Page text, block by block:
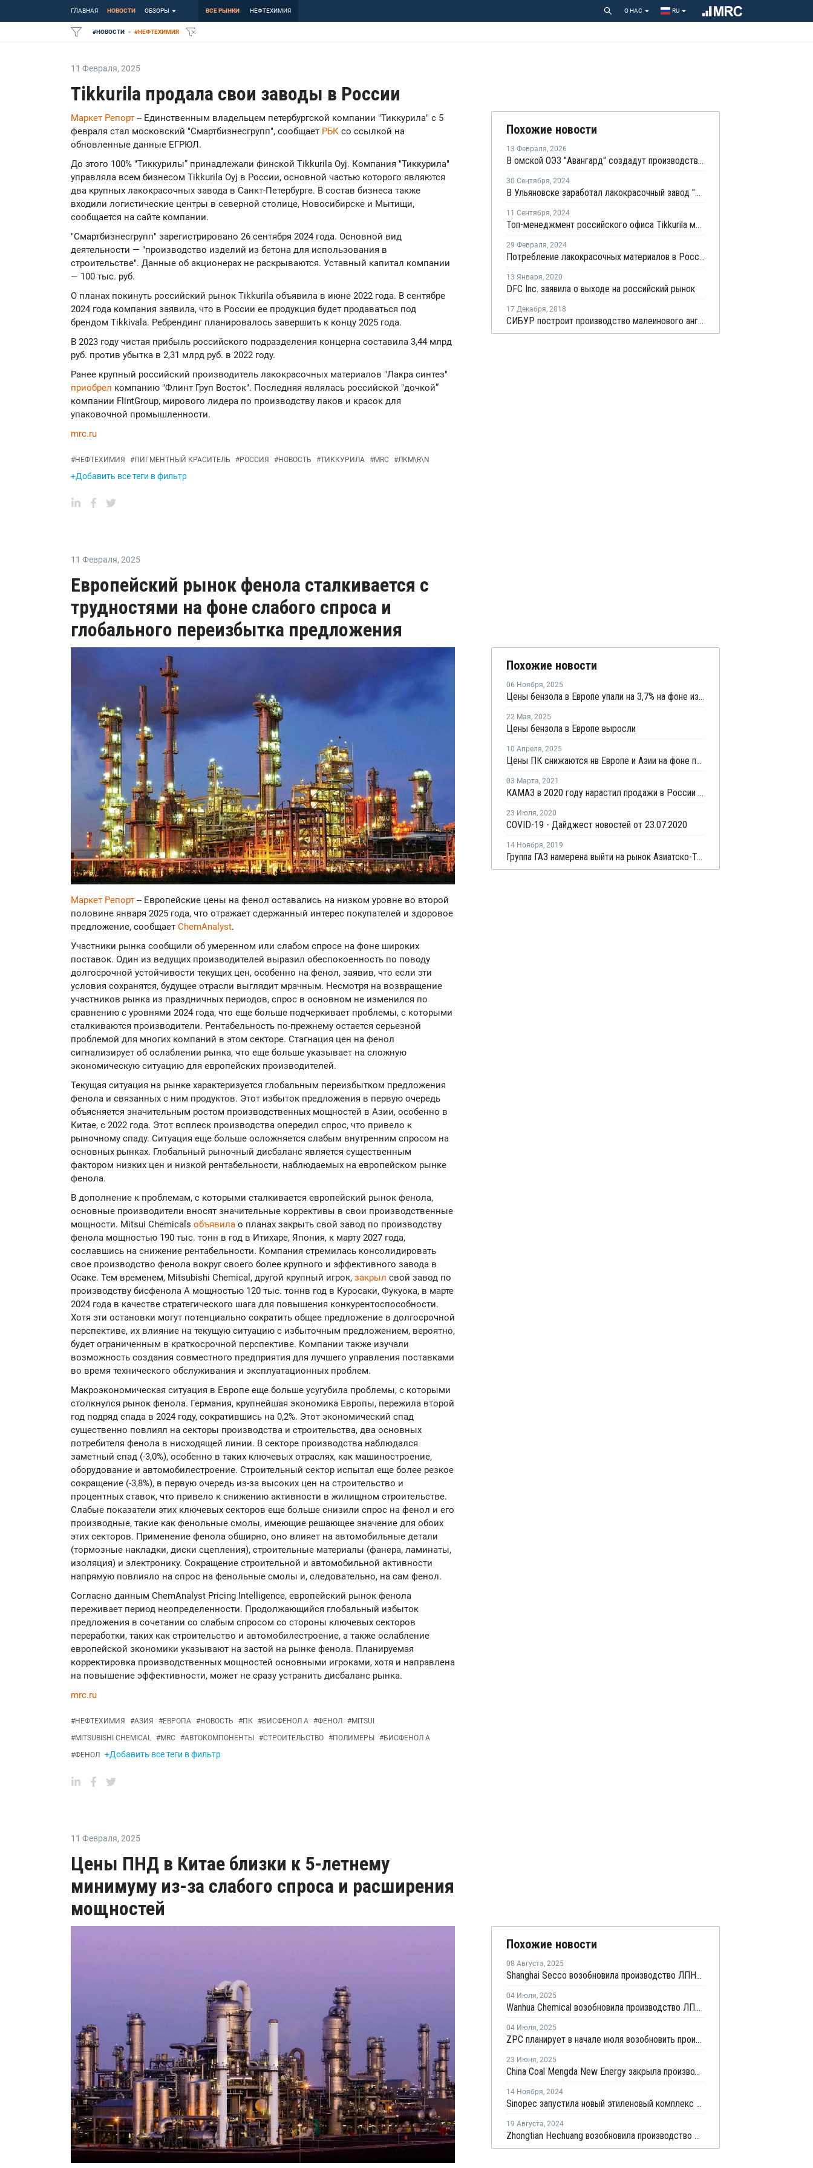
ГЛАВНАЯ НОВОСТИ ОБЗОРЫ ВСЕ РЫНКИ НЕФТЕХИМИЯ О НАС RU
#НОВОСТИ #НЕФТЕХИМИЯ
11 Февраля, 2025
Tikkurila продала свои заводы в России
Маркет Репорт -- Единственным владельцем петербургской компании "Тиккурила" с 5
февраля стал московский "Смартбизнесгрупп", сообщает РБК со ссылкой на
обновленные данные ЕГРЮЛ.
До этого 100% "Тиккурилы” принадлежали финской Tikkurila Oyj. Компания "Тиккурила"
управляла всем бизнесом Tikkurila Oyj в России, основной частью которого являются
два крупных лакокрасочных завода в Санкт-Петербурге. В состав бизнеса также
входили логистические центры в северной столице, Новосибирске и Мытищи,
сообщается на сайте компании.
"Смартбизнесгрупп" зарегистрировано 26 сентября 2024 года. Основной вид
деятельности — "производство изделий из бетона для использования в
строительстве". Данные об акционерах не раскрываются. Уставный капитал компании
— 100 тыс. руб.
О планах покинуть российский рынок Tikkurila объявила в июне 2022 года. В сентябре
2024 года компания заявила, что в России ее продукция будет продаваться под
брендом Tikkivala. Ребрендинг планировалось завершить к концу 2025 года.
В 2023 году чистая прибыль российского подразделения концерна составила 3,44 млрд
руб. против убытка в 2,31 млрд руб. в 2022 году.
Ранее крупный российский производитель лакокрасочных материалов "Лакра синтез"
приобрел компанию "Флинт Груп Восток". Последняя являлась российской "дочкой”
компании FlintGroup, мирового лидера по производству лаков и красок для
упаковочной промышленности.
mrc.ru
#НЕФТЕХИМИЯ #ПИГМЕНТНЫЙ КРАСИТЕЛЬ #РОССИЯ #НОВОСТЬ #ТИККУРИЛА #MRC #ЛКМ\R\N
+Добавить все теги в фильтр
Похожие новости
13 Февраля, 2026
В омской ОЭЗ "Авангард" создадут производство красок стоимостью 500 млн рублей
30 Сентября, 2024
В Ульяновске заработал лакокрасочный завод "Литум"
11 Сентября, 2024
Топ-менеджмент российского офиса Tikkurila может выкупить бизнес компании
29 Февраля, 2024
Потребление лакокрасочных материалов в России в 2023 году выросло на 7,1%
13 Января, 2020
DFC Inc. заявила о выходе на российский рынок
17 Декабря, 2018
СИБУР построит производство малеинового ангидрида
11 Февраля, 2025
Европейский рынок фенола сталкивается с
трудностями на фоне слабого спроса и
глобального переизбытка предложения
Маркет Репорт -- Европейские цены на фенол оставались на низком уровне во второй
половине января 2025 года, что отражает сдержанный интерес покупателей и здоровое
предложение, сообщает ChemAnalyst.
Участники рынка сообщили об умеренном или слабом спросе на фоне широких
поставок. Один из ведущих производителей выразил обеспокоенность по поводу
долгосрочной устойчивости текущих цен, особенно на фенол, заявив, что если эти
условия сохранятся, будущее отрасли выглядит мрачным. Несмотря на возвращение
участников рынка из праздничных периодов, спрос в основном не изменился по
сравнению с уровнями 2024 года, что еще больше подчеркивает проблемы, с которыми
сталкиваются производители. Рентабельность по-прежнему остается серьезной
проблемой для многих компаний в этом секторе. Стагнация цен на фенол
сигнализирует об ослаблении рынка, что еще больше указывает на сложную
экономическую ситуацию для европейских производителей.
Текущая ситуация на рынке характеризуется глобальным переизбытком предложения
фенола и связанных с ним продуктов. Этот избыток предложения в первую очередь
объясняется значительным ростом производственных мощностей в Азии, особенно в
Китае, с 2022 года. Этот всплеск производства опередил спрос, что привело к
рыночному спаду. Ситуация еще больше осложняется слабым внутренним спросом на
основных рынках. Глобальный рыночный дисбаланс является существенным
фактором низких цен и низкой рентабельности, наблюдаемых на европейском рынке
фенола.
В дополнение к проблемам, с которыми сталкивается европейский рынок фенола,
основные производители вносят значительные коррективы в свои производственные
мощности. Mitsui Chemicals объявила о планах закрыть свой завод по производству
фенола мощностью 190 тыс. тонн в год в Итихаре, Япония, к марту 2027 года,
сославшись на снижение рентабельности. Компания стремилась консолидировать
свое производство фенола вокруг своего более крупного и эффективного завода в
Осаке. Тем временем, Mitsubishi Chemical, другой крупный игрок, закрыл свой завод по
производству бисфенола А мощностью 120 тыс. тоннв год в Куросаки, Фукуока, в марте
2024 года в качестве стратегического шага для повышения конкурентоспособности.
Хотя эти остановки могут потенциально сократить общее предложение в долгосрочной
перспективе, их влияние на текущую ситуацию с избыточным предложением, вероятно,
будет ограниченным в краткосрочной перспективе. Компании также изучали
возможность создания совместного предприятия для лучшего управления поставками
во время технического обслуживания и эксплуатационных проблем.
Макроэкономическая ситуация в Европе еще больше усугубила проблемы, с которыми
столкнулся рынок фенола. Германия, крупнейшая экономика Европы, пережила второй
год подряд спада в 2024 году, сократившись на 0,2%. Этот экономический спад
существенно повлиял на секторы производства и строительства, два основных
потребителя фенола в нисходящей линии. В секторе производства наблюдался
заметный спад (-3,0%), особенно в таких ключевых отраслях, как машиностроение,
оборудование и автомобилестроение. Строительный сектор испытал еще более резкое
сокращение (-3,8%), в первую очередь из-за высоких цен на строительство и
процентных ставок, что привело к снижению активности в жилищном строительстве.
Слабые показатели этих ключевых секторов еще больше снизили спрос на фенол и его
производные, такие как фенольные смолы, имеющие решающее значение для обоих
этих секторов. Применение фенола обширно, оно влияет на автомобильные детали
(тормозные накладки, диски сцепления), строительные материалы (фанера, ламинаты,
изоляция) и электронику. Сокращение строительной и автомобильной активности
напрямую повлияло на спрос на фенольные смолы и, следовательно, на сам фенол.
Согласно данным ChemAnalyst Pricing Intelligence, европейский рынок фенола
переживает период неопределенности. Продолжающийся глобальный избыток
предложения в сочетании со слабым спросом со стороны ключевых секторов
переработки, таких как строительство и автомобилестроение, а также ослабление
европейской экономики указывают на застой на рынке фенола. Планируемая
корректировка производственных мощностей основными игроками, хотя и направлена
на повышение эффективности, может не сразу устранить дисбаланс рынка.
mrc.ru
#НЕФТЕХИМИЯ #АЗИЯ #ЕВРОПА #НОВОСТЬ #ПК #БИСФЕНОЛ А #ФЕНОЛ #MITSUI
#MITSUBISHI CHEMICAL #MRC #АВТОКОМПОНЕНТЫ #СТРОИТЕЛЬСТВО #ПОЛИМЕРЫ #БИСФЕНОЛ А
#ФЕНОЛ +Добавить все теги в фильтр
Похожие новости
06 Ноября, 2025
Цены бензола в Европе упали на 3,7% на фоне избыточного предложения и слабого спроса
22 Мая, 2025
Цены бензола в Европе выросли
10 Апреля, 2025
Цены ПК снижаются нв Европе и Азии на фоне падения цен сырья
03 Марта, 2021
КАМАЗ в 2020 году нарастил продажи в России на 7,1%
23 Июля, 2020
COVID-19 - Дайджест новостей от 23.07.2020
14 Ноября, 2019
Группа ГАЗ намерена выйти на рынок Азиатско-Тихоокеанского региона
11 Февраля, 2025
Цены ПНД в Китае близки к 5-летнему
минимуму из-за слабого спроса и расширения
мощностей
Похожие новости
08 Августа, 2025
Shanghai Secco возобновила производство ЛПНП в Шанхае после ремонта
04 Июля, 2025
Wanhua Chemical возобновила производство ЛПНП после профилактики
04 Июля, 2025
ZPC планирует в начале июля возобновить производство
23 Июня, 2025
China Coal Mengda New Energy закрыла производство олефинов на ремонт
14 Ноября, 2024
Sinopec запустила новый этиленовый комплекс на севере Китая
19 Августа, 2024
Zhongtian Hechuang возобновила производство ПВД в Китае после профилактики